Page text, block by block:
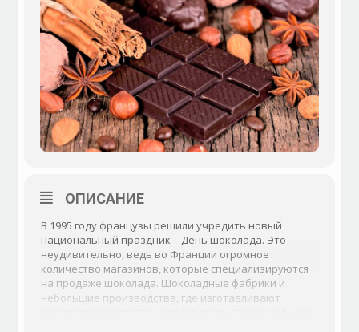
ОПИСАНИЕ
В 1995 году французы решили учредить новый
национальный праздник – День шоколада. Это
неудивительно, ведь во Франции огромное
количество магазинов, которые специализируются
на продаже шоколада. Шоколадные фабрики и
небольшие производства, где изготавливают